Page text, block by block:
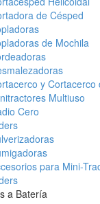
de Césped
de Mochila
y Cortacerco
Multiuso
Cero
para Mini-
a Batería